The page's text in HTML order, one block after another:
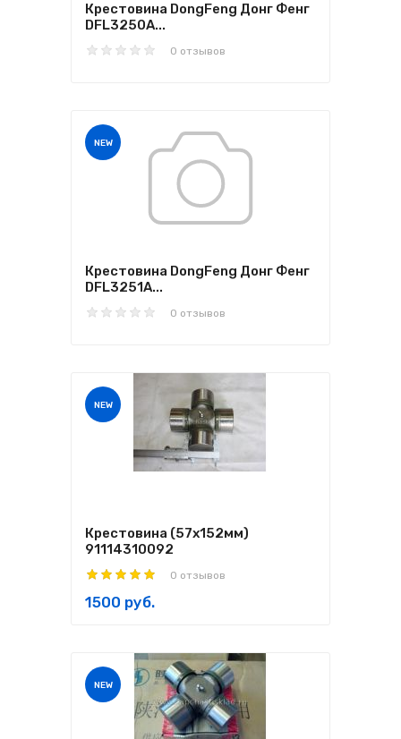
Крестовина DongFeng Донг Фенг
DFL3250A...
0 отзывов
NEW
Крестовина DongFeng Донг Фенг
DFL3251A...
0 отзывов
NEW
Крестовина (57х152мм)
91114310092
0 отзывов
1500 руб.
NEW